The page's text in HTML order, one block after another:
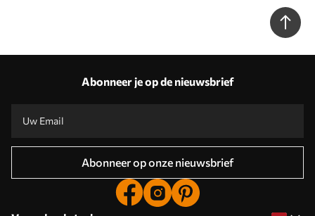
Abonneer je op de nieuwsbrief
Abonneer op onze nieuwsbrief